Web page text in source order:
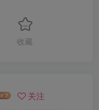
收藏
关注